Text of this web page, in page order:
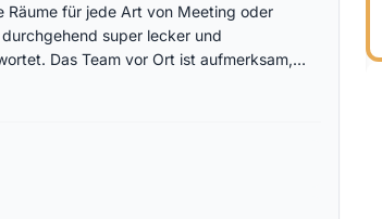
für jede Art von Meeting oder
super lecker und
Das Team vor Ort ist aufmerksam,
in eine atemberaubende